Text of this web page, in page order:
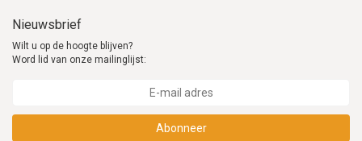
Nieuwsbrief
Wilt u op de hoogte blijven?
Word lid van onze mailinglijst:
Abonneer